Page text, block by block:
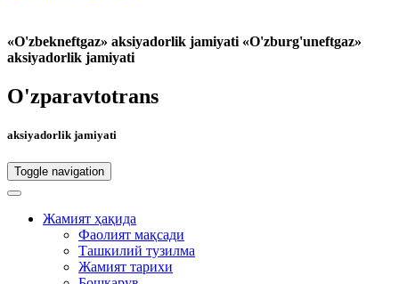
«O'zbekneftgaz» aksiyadorlik jamiyati «O'zburg'uneftgaz»
aksiyadorlik jamiyati
O'zparavtotrans
aksiyadorlik jamiyati
Toggle navigation
Жамият ҳақида
Фаолият мақсади
Ташкилий тузилма
Жамият тарихи